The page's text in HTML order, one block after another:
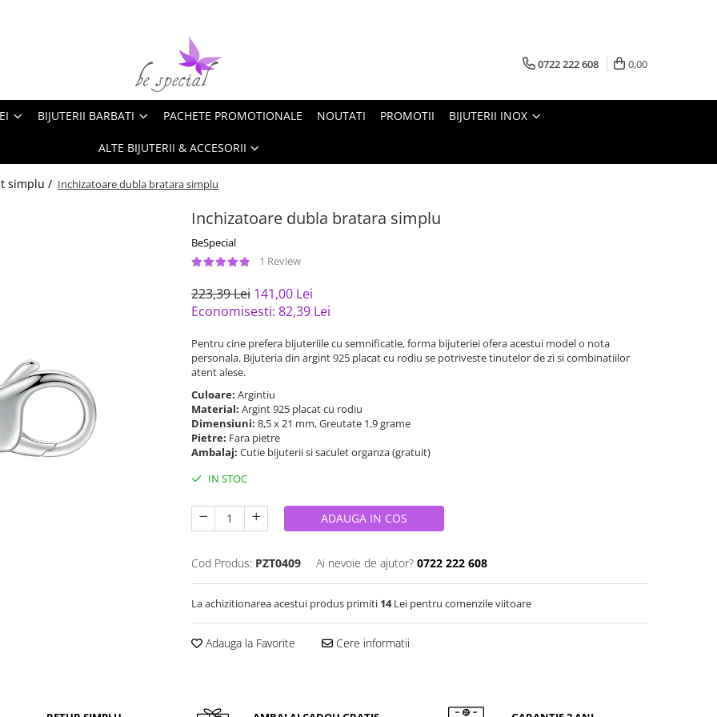
0722 222 608 0,00
BIJUTERII BARBATI PACHETE PROMOTIONALE NOUTATI PROMOTII BIJUTERII INOX
ALTE BIJUTERII & ACCESORII
simplu / Inchizatoare dubla bratara simplu
Inchizatoare dubla bratara simplu
BeSpecial
1 Review
223,39 Lei 141,00 Lei
Economisesti: 82,39 Lei
Pentru cine prefera bijuteriile cu semnificatie, forma bijuteriei ofera acestui model o nota
personala. Bijuteria din argint 925 placat cu rodiu se potriveste tinutelor de zi si combinatiilor
atent alese.
Culoare: Argintiu
Material: Argint 925 placat cu rodiu
Dimensiuni: 8,5 x 21 mm, Greutate 1,9 grame
Pietre: Fara pietre
Ambalaj: Cutie bijuterii si saculet organza (gratuit)
IN STOC
ADAUGA IN COS
Cod Produs: PZT0409 Ai nevoie de ajutor? 0722 222 608
La achizitionarea acestui produs primiti 14Lei pentru comenzile viitoare
Adauga la Favorite Cere informatii